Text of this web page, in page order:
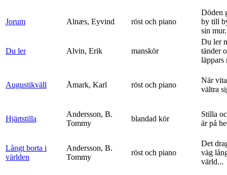
Jorum Alnæs, Eyvind röst och piano
Döden
by till
sin
Du ler Alvin, Erik manskör
Du ler
tänder
läppars
Augustikväll Åmark, Karl röst och piano
När
vältra
Hjärtstilla
Andersson, B.
Tommy
blandad kör
Stilla
är på
Långt borta i
världen
Andersson, B.
Tommy
röst och piano
Det
väg
värld...